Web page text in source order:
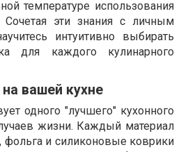
температуре использования
Сочетая эти знания с личным
интуитивно выбирать
для каждого кулинарного
вашей кухне
одного "лучшего" кухонного
жизни. Каждый материал
фольга и силиконовые коврики